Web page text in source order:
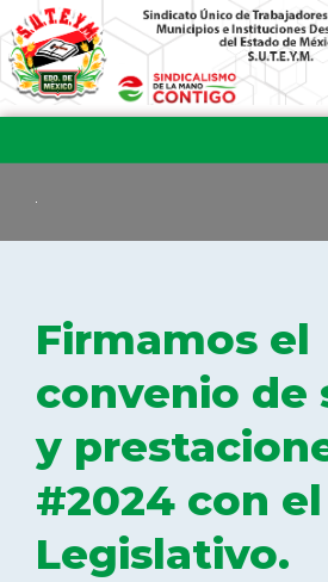
COMITÉ EJECUTIVO
COMISIÓN DE VIGILANCIA
SECCIONES
Firmamos el
convenio de
y
#2024 con
Legislativo.